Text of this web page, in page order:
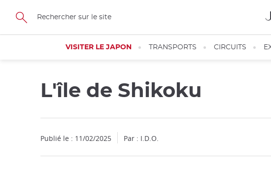
Skip
main
VISITER LE JAPON TRANSPORTS CIRCUITS
L'île de Shikoku
Publié le : 11/02/2025 Par : I.D.O.